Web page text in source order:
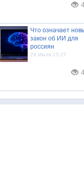
Что означает
закон об ИИ для
россиян
29 Июля 15:27